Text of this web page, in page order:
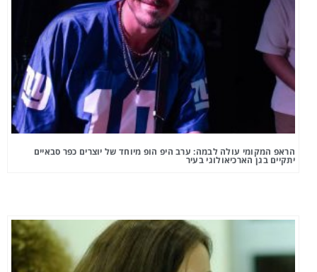
הראפ המקומי עולה לבמה: ערב היפ הופ מיוחד של יוצרים כפר סבאיים
יתקיים בגן הארכיאולוגי בעיר